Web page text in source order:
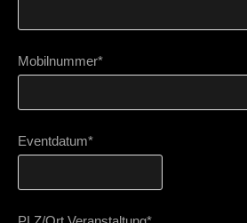
Mobilnummer*
Eventdatum*